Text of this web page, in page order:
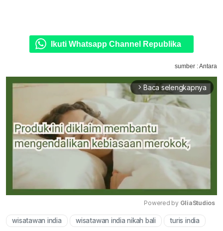
Ikuti Whatsapp Channel Republika
sumber : Antara
arrow_forward_ios Baca selengkapnya
Mute
Powered by GliaStudios
wisatawan india wisatawan india nikah bali turis india